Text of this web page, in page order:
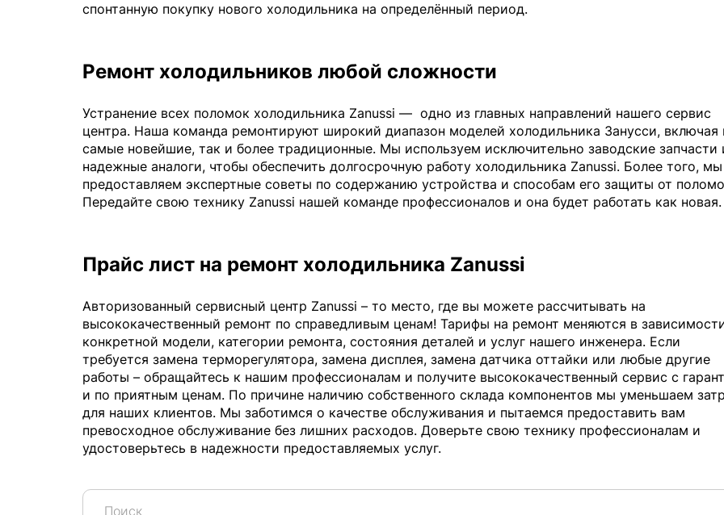
спонтанную покупку нового холодильника на определённый период.
Ремонт холодильников любой сложности
Устранение всех поломок холодильника Zanussi — одно из главных направлений нашего сервис
центра. Наша команда ремонтируют широкий диапазон моделей холодильника Занусси, включая
самые новейшие, так и более традиционные. Мы используем исключительно заводские запчасти
надежные аналоги, чтобы обеспечить долгосрочную работу холодильника Zanussi. Более того, мы
предоставляем экспертные советы по содержанию устройства и способам его защиты от
Передайте свою технику Zanussi нашей команде профессионалов и она будет работать как новая.
Прайс лист на ремонт холодильника Zanussi
Авторизованный сервисный центр Zanussi – то место, где вы можете рассчитывать на
высококачественный ремонт по справедливым ценам! Тарифы на ремонт меняются в
конкретной модели, категории ремонта, состояния деталей и услуг нашего инженера. Если
требуется замена терморегулятора, замена дисплея, замена датчика оттайки или любые другие
работы – обращайтесь к нашим профессионалам и получите высококачественный сервис с
и по приятным ценам. По причине наличию собственного склада компонентов мы уменьшаем
для наших клиентов. Мы заботимся о качестве обслуживания и пытаемся предоставить вам
превосходное обслуживание без лишних расходов. Доверьте свою технику профессионалам и
удостоверьтесь в надежности предоставляемых услуг.